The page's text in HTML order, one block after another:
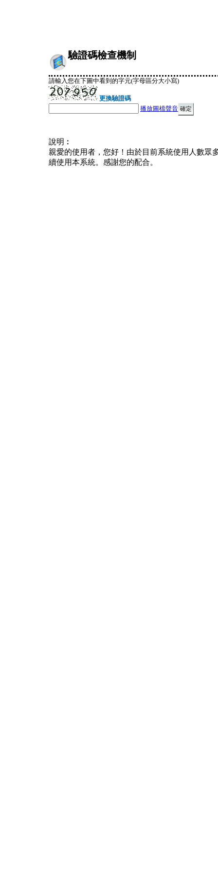
驗證碼檢查機制
請輸入您在下圖中看到的字元(字母區分大小寫)
更換驗證碼
播放圖檔聲音
說明︰
親愛的使用者，您好！由於目前系統使用人數眾
續使用本系統。感謝您的配合。